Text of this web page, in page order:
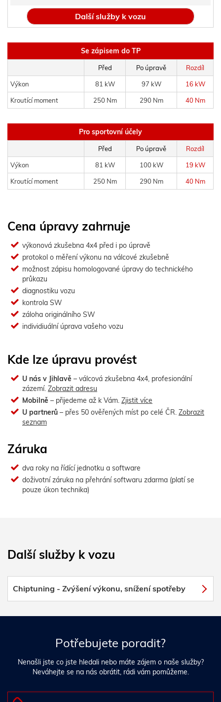
Další služby k vozu
Se zápisem do TP
Před Po úpravě Rozdíl
Výkon 81 kW 97 kW 16 kW
Kroutící moment 250 Nm 290 Nm 40 Nm
Pro sportovní účely
Před Po úpravě Rozdíl
Výkon 81 kW 100 kW 19 kW
Kroutící moment 250 Nm 290 Nm 40 Nm
Cena úpravy zahrnuje
výkonová zkušebna 4x4 před i po úpravě
protokol o měření výkonu na válcové zkušebně
možnost zápisu homologované úpravy do technického
průkazu
diagnostiku vozu
kontrola SW
záloha originálního SW
individiuální úprava vašeho vozu
Kde lze úpravu provést
U nás v Jihlavě – válcová zkušebna 4x4, profesionální
zázemí. Zobrazit adresu
Mobilně – přijedeme až k Vám. Zjistit více
U partnerů – přes 50 ověřených míst po celé ČR. Zobrazit
seznam
Záruka
dva roky na řídící jednotku a software
doživotní záruka na přehrání softwaru zdarma (platí se
pouze úkon technika)
Další služby k vozu
Chiptuning - Zvýšení výkonu, snížení spotřeby
Potřebujete poradit?
Nenašli jste co jste hledali nebo máte zájem o naše služby?
Neváhejte se na nás obrátit, rádi vám pomůžeme.